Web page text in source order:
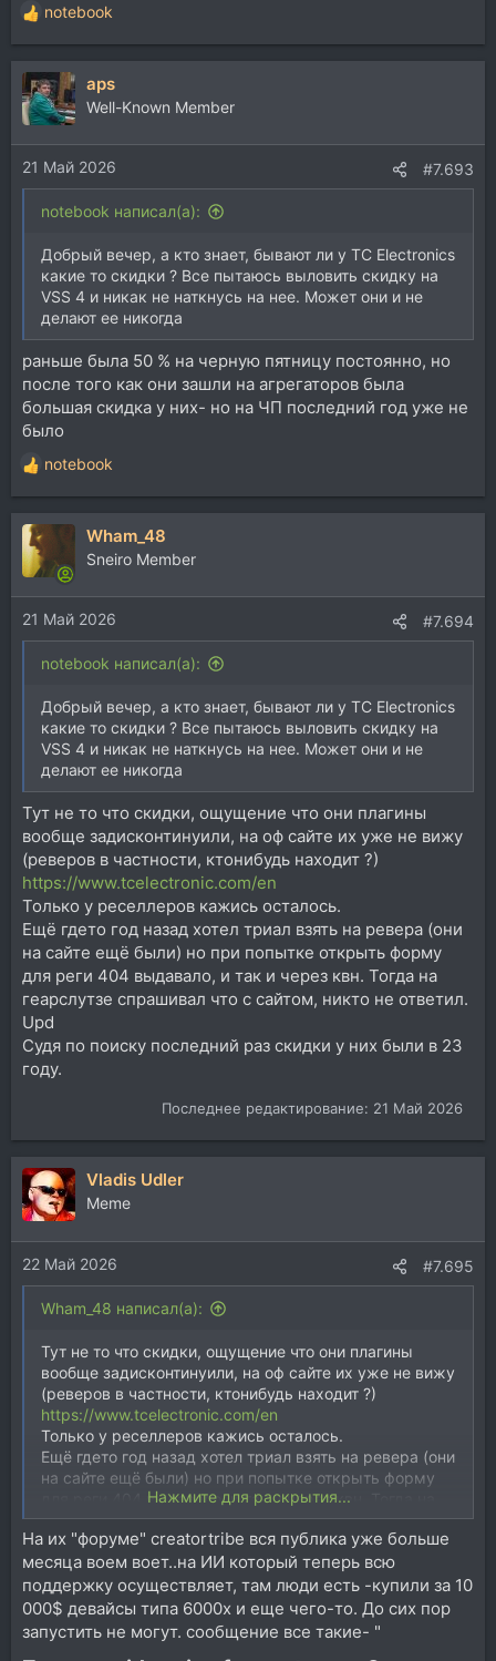
Р
е
а
к
ц
и
и
:
notebook
aps
Well-Known Member
21 Май 2026 #7.693
notebook написал(а):
Добрый вечер, а кто знает, бывают ли у TC Electronics
какие то скидки ? Все пытаюсь выловить скидку на
VSS 4 и никак не наткнусь на нее. Может они и не
делают ее никогда
раньше была 50 % на черную пятницу постоянно, но
после того как они зашли на агрегаторов была
большая скидка у них- но на ЧП последний год уже не
было
Р
е
а
к
ц
и
и
:
notebook
Wham_48
Sneiro Member
21 Май 2026 #7.694
notebook написал(а):
Добрый вечер, а кто знает, бывают ли у TC Electronics
какие то скидки ? Все пытаюсь выловить скидку на
VSS 4 и никак не наткнусь на нее. Может они и не
делают ее никогда
Тут не то что скидки, ощущение что они плагины
вообще задисконтинуили, на оф сайте их уже не вижу
(реверов в частности, ктонибудь находит ?)
https://www.tcelectronic.com/en
Только у реселлеров кажись осталось.
Ещё гдето год назад хотел триал взять на ревера (они
на сайте ещё были) но при попытке открыть форму
для реги 404 выдавало, и так и через квн. Тогда на
геарслутзе спрашивал что с сайтом, никто не ответил.
Upd
Судя по поиску последний раз скидки у них были в 23
году.
Последнее редактирование: 21 Май 2026
Vladis Udler
Memе
22 Май 2026 #7.695
Wham_48 написал(а):
Тут не то что скидки, ощущение что они плагины
вообще задисконтинуили, на оф сайте их уже не вижу
(реверов в частности, ктонибудь находит ?)
https://www.tcelectronic.com/en
Только у реселлеров кажись осталось.
Ещё гдето год назад хотел триал взять на ревера (они
на сайте ещё были) но при попытке открыть форму
для реги 404 выдавало, и так и через квн. Тогда на
геарслутзе спрашивал что с сайтом, никто не
ответил.
Upd
Судя по поиску последний раз скидки у них были в
23 году.
Нажмите для раскрытия...
На их "форуме" creatortribe вся публика уже больше
месяца воем воет..на ИИ который теперь всю
поддержку осуществляет, там люди есть -купили за 10
000$ девайсы типа 6000х и еще чего-то. До сих пор
запустить не могут. сообщение все такие- "